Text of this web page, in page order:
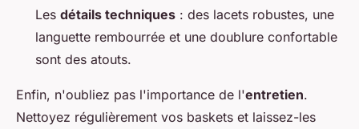
Les détails techniques : des lacets robustes, une
languette rembourrée et une doublure confortable
sont des atouts.
Enfin, n'oubliez pas l'importance de l'entretien.
Nettoyez régulièrement vos baskets et laissez-les